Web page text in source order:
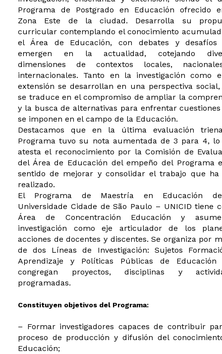
Programa de Postgrado en Educación ofrecido
Zona Este de la ciudad. Desarrolla su
curricular contemplando el conocimiento
el Área de Educación, con debates y desafíos
emergen en la actualidad, cotejando
dimensiones de contextos locales,
internacionales. Tanto en la investigación como
extensión se desarrollan en una perspectiva
se traduce en el compromiso de ampliar la
y la busca de alternativas para enfrentar
se imponen en el campo de la Educación.
Destacamos que en la última evaluación
Programa tuvo su nota aumentada de 3 para 4,
atesta el reconocimiento por la Comisión de
del Área de Educación del empeño del Programa
sentido de mejorar y consolidar el trabajo que ha
realizado.
El Programa de Maestría en Educación
Universidade Cidade de São Paulo – UNICID tiene
Área de Concentración Educación y
investigación como eje articulador de los
acciones de docentes y discentes. Se organiza por
de dos Líneas de Investigación: Sujetos
Aprendizaje y Políticas Públicas de Educación
congregan proyectos, disciplinas y
programadas.
Constituyen objetivos del Programa:
– Formar investigadores capaces de contribuir
proceso de producción y difusión del
Educación;